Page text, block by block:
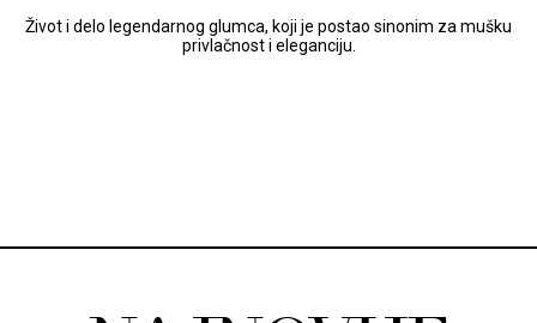
Život i delo legendarnog glumca, koji je postao sinonim za mušku
privlačnost i eleganciju.